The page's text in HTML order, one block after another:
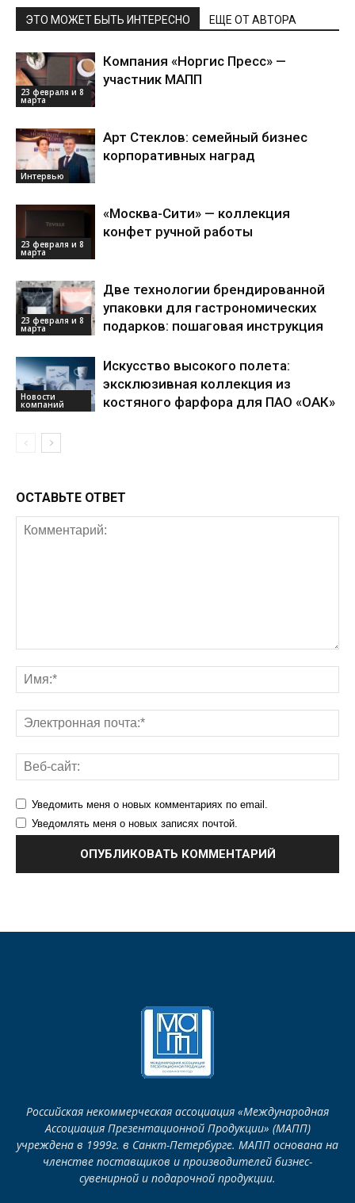
ЭТО МОЖЕТ БЫТЬ ИНТЕРЕСНО ЕЩЕ ОТ АВТОРА
23 февраля и 8
марта
Компания «Норгис Пресс» —
участник МАПП
Интервью
Арт Стеклов: семейный бизнес
корпоративных наград
23 февраля и 8
марта
«Москва-Сити» — коллекция
конфет ручной работы
23 февраля и 8
марта
Две технологии брендированной
упаковки для гастрономических
подарков: пошаговая инструкция
Новости
компаний
Искусство высокого полета:
эксклюзивная коллекция из
костяного фарфора для ПАО «ОАК»
ОСТАВЬТЕ ОТВЕТ
Уведомить меня о новых комментариях по email.
Уведомлять меня о новых записях почтой.
Российская некоммерческая ассоциация «Международная
Ассоциация Презентационной Продукции» (МАПП)
учреждена в 1999г. в Санкт-Петербурге. МАПП основана на
членстве поставщиков и производителей бизнес-
сувенирной и подарочной продукции.